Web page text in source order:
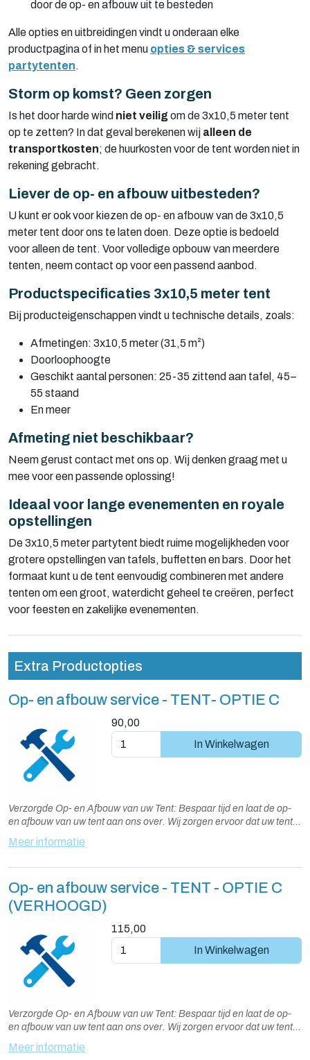
door de op- en afbouw uit te besteden
Alle opties en uitbreidingen vindt u onderaan elke
productpagina of in het menu opties & services
partytenten.
Storm op komst? Geen zorgen
Is het door harde wind niet veiligom de 3x10,5 meter tent
op te zetten? In dat geval berekenen wij alleen de
transportkosten; de huurkosten voor de tent worden niet in
rekening gebracht.
Liever de op- en afbouw uitbesteden?
U kunt er ook voor kiezen de op- en afbouw van de 3x10,5
meter tent door ons te laten doen. Deze optie is bedoeld
voor alleen de tent. Voor volledige opbouw van meerdere
tenten, neem contact op voor een passend aanbod.
Productspecificaties 3x10,5 meter tent
Bij producteigenschappen vindt u technische details, zoals:
Afmetingen: 3x10,5 meter (31,5 m²)
Doorloophoogte
Geschikt aantal personen: 25-35 zittend aan tafel, 45–
55 staand
En meer
Afmeting niet beschikbaar?
Neem gerust contact met ons op. Wij denken graag met u
mee voor een passende oplossing!
Ideaal voor lange evenementen en royale
opstellingen
De 3x10,5 meter partytent biedt ruime mogelijkheden voor
grotere opstellingen van tafels, buffetten en bars. Door het
formaat kunt u de tent eenvoudig combineren met andere
tenten om een groot, waterdicht geheel te creëren, perfect
voor feesten en zakelijke evenementen.
Extra Productopties
Op- en afbouw service - TENT- OPTIE C
90,00
In Winkelwagen
Verzorgde Op- en Afbouw van uw Tent: Bespaar tijd en laat de op-
en afbouw van uw tent aan ons over. Wij zorgen ervoor dat uw tent
Standaard wordt de tent een dag voor gebruik opgebouwd en na
Meer informatie
Op- en afbouw service - TENT - OPTIE C
(VERHOOGD)
115,00
In Winkelwagen
Verzorgde Op- en Afbouw van uw Tent: Bespaar tijd en laat de op-
en afbouw van uw tent aan ons over. Wij zorgen ervoor dat uw tent
snel, veilig en vakkundig wordt opgebouwd en afgebroken.
Standaard wordt de tent een dag voor gebruik opgebouwd en na
Meer informatie